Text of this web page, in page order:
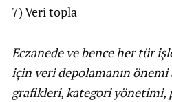
7) Veri topla
Eczanede ve bence her tür
için veri depolamanın önemi
grafikleri, kategori yönetimi,